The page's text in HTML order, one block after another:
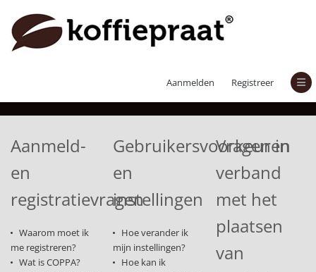
Aanmelden Registreer
Aanmeld-
en
registratievragen
Waarom moet ik
me registreren?
Wat is COPPA?
Gebruikersvoorkeuren
en
instellingen
Hoe verander ik
mijn instellingen?
Hoe kan ik
Vragen in
verband
met het
plaatsen
van